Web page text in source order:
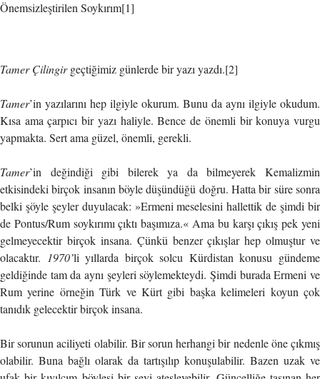
Önemsizleştirilen Soykırım[1]
Tamer Çilingirgeçtiğimiz günlerde bir yazı yazdı.[2]
Tamer’in yazılarını hep ilgiyle okurum. Bunu da aynı ilgiyle okudum.
Kısa ama çarpıcı bir yazı haliyle. Bence de önemli bir konuya vurgu
yapmakta. Sert ama güzel, önemli, gerekli.
Tamer’in değindiği gibi bilerek ya da bilmeyerek Kemalizmin
etkisindeki birçok insanın böyle düşündüğü doğru. Hatta bir süre sonra
belki şöyle şeyler duyulacak: »Ermeni meselesini hallettik de şimdi bir
de Pontus/Rum soykırımı çıktı başımıza.« Ama bu karşı çıkış pek yeni
gelmeyecektir birçok insana. Çünkü benzer çıkışlar hep olmuştur ve
olacaktır. 1970’li yıllarda birçok solcu Kürdistan konusu gündeme
geldiğinde tam da aynı şeyleri söylemekteydi. Şimdi burada Ermeni ve
Rum yerine örneğin Türk ve Kürt gibi başka kelimeleri koyun çok
tanıdık gelecektir birçok insana.
Bir sorunun aciliyeti olabilir. Bir sorun herhangi bir nedenle öne çıkmış
olabilir. Buna bağlı olarak da tartışılıp konuşulabilir. Bazen uzak ve